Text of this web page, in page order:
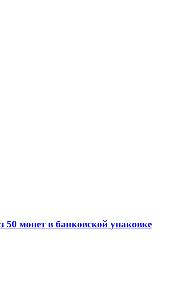
монет в банковской упаковке